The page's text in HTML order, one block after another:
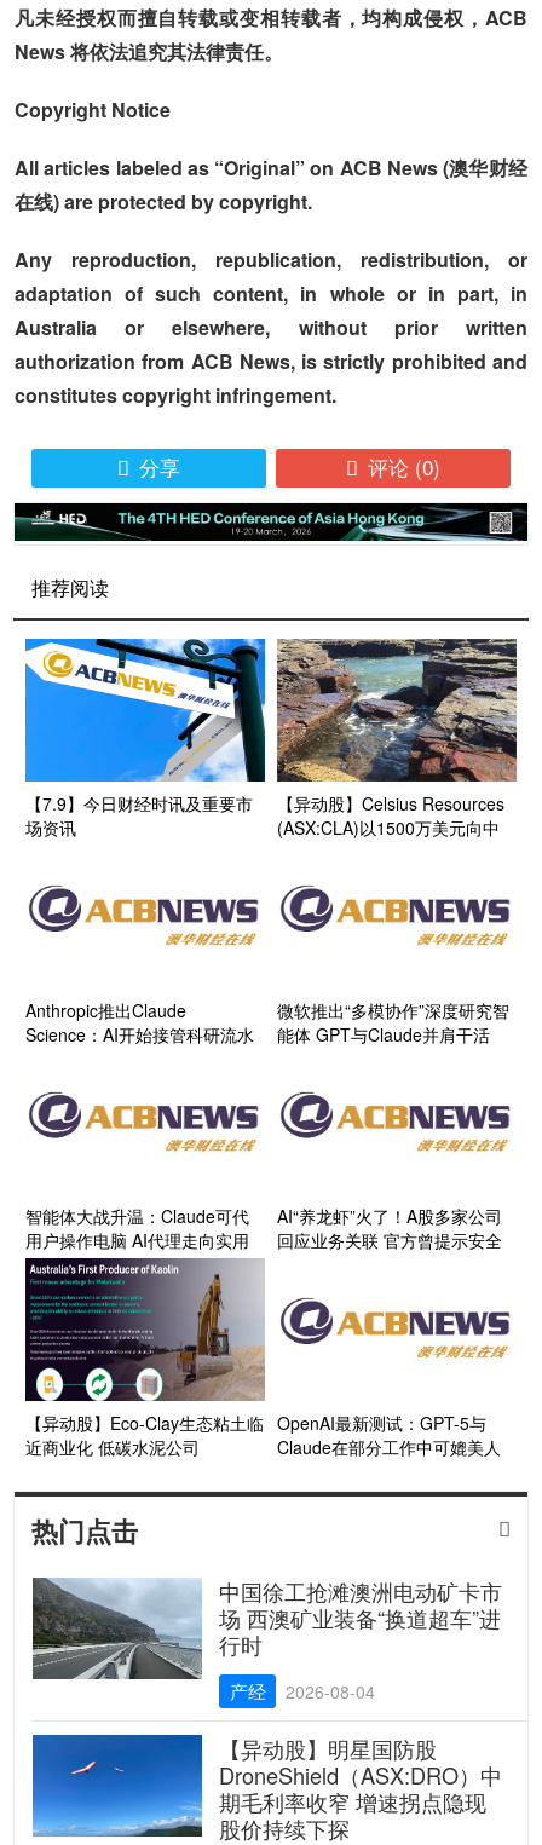
凡未经授权而擅自转载或变相转载者，均构成侵权，ACB
News 将依法追究其法律责任。
Copyright Notice
All articles labeled as “Original” on ACB News (澳华财经
在线) are protected by copyright.
Any reproduction, republication, redistribution, or
adaptation of such content, in whole or in part, in
Australia or elsewhere, without prior written
authorization from ACB News, is strictly prohibited and
constitutes copyright infringement.
 分享  评论 (0)
推荐阅读
【7.9】今日财经时讯及重要市
场资讯
【异动股】Celsius Resources
(ASX:CLA)以1500万美元向中
开发
Anthropic推出Claude
Science：AI开始接管科研流水
微软推出“多模协作”深度研究智
能体 GPT与Claude并肩干活
智能体大战升温：Claude可代
用户操作电脑 AI代理走向实用
化
AI“养龙虾”火了！A股多家公司
回应业务关联 官方曾提示安全
【异动股】Eco-Clay生态粘土临
近商业化 低碳水泥公司
(ASX:GT3) 450万澳元配售赢得
强劲认购
OpenAI最新测试：GPT-5与
Claude在部分工作中可媲美人
热门点击 
中国徐工抢滩澳洲电动矿卡市
场 西澳矿业装备“换道超车”进
行时
产经 2026-08-04
【异动股】明星国防股
DroneShield（ASX:DRO）中
期毛利率收窄 增速拐点隐现
股价持续下探